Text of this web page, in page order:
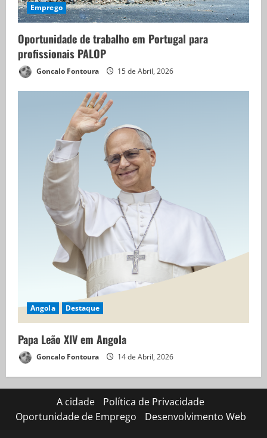
Emprego
Oportunidade de trabalho em Portugal para
profissionais PALOP
Goncalo Fontoura 15 de Abril, 2026
Angola Destaque
Papa Leão XIV em Angola
Goncalo Fontoura 14 de Abril, 2026
A cidade
Política de Privacidade
Oportunidade de Emprego
Desenvolvimento Web